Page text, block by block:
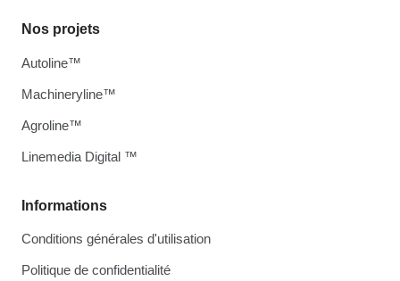
Informations
Conditions générales d'utilisation
Politique de confidentialité
Nos projets
Autoline™
Machineryline™
Agroline™
Linemedia Digital ™